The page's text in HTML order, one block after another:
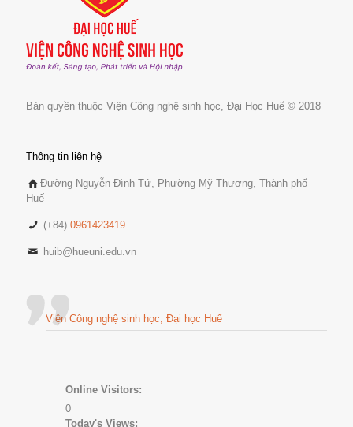
Bản quyền thuộc Viện Công nghệ sinh học, Đại Học Huế © 2018
Thông tin liên hệ
Đường Nguyễn Đình Tứ, Phường Mỹ Thượng, Thành phố
Huế
(+84)0961423419
huib@hueuni.edu.vn
Viện Công nghệ sinh học, Đại học Huế
Online Visitors:
0
Today's Views: